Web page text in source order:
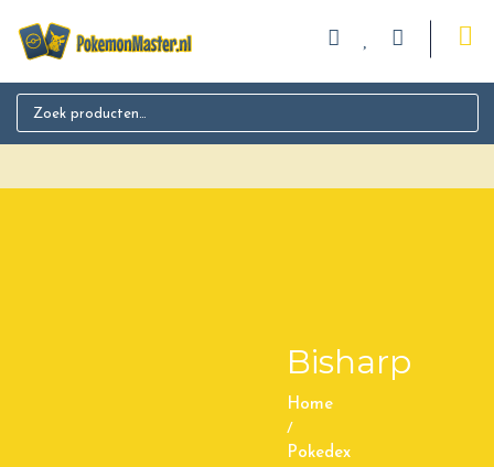
Search for:
Bisharp
Home
/
Pokedex